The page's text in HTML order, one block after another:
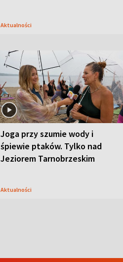
Aktualności
Joga przy szumie wody i
śpiewie ptaków. Tylko nad
Jeziorem Tarnobrzeskim
Aktualności